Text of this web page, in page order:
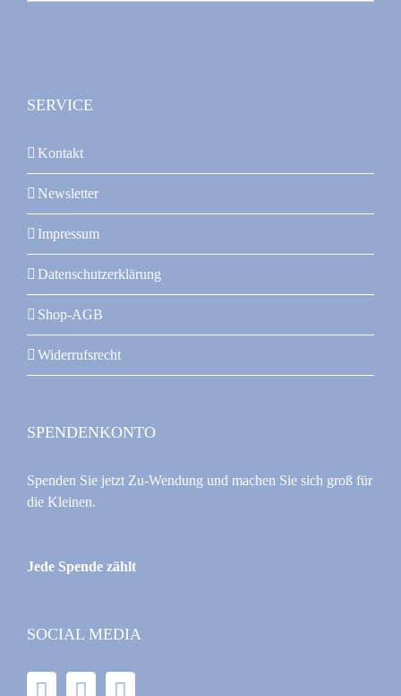
SERVICE
Kontakt
Newsletter
Impressum
Datenschutzerklärung
Shop-AGB
Widerrufsrecht
SPENDENKONTO
Spenden Sie jetzt Zu-Wendung und machen Sie sich groß für
die Kleinen.
Jede Spende zählt
SOCIAL MEDIA